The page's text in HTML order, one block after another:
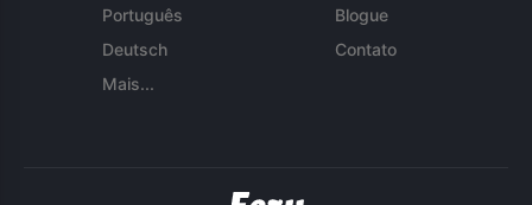
Português
Deutsch
Mais...
Blogue
Contato